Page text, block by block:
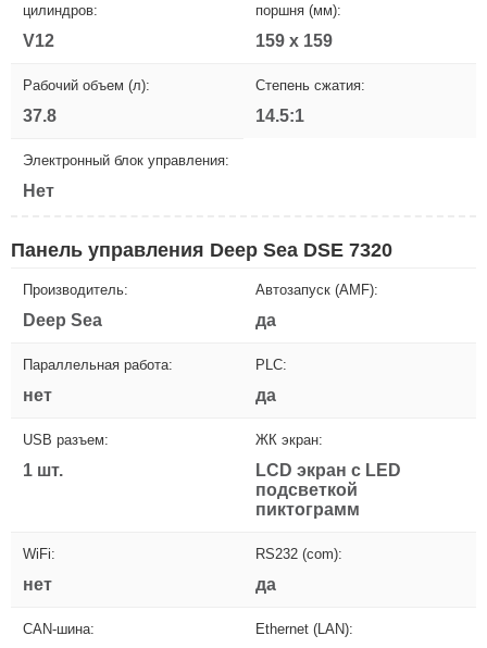
цилиндров:
V12
поршня (мм):
159 х 159
Рабочий объем (л):
37.8
Степень сжатия:
14.5:1
Электронный блок управления:
Нет
Панель управления Deep Sea DSE 7320
Производитель:
Deep Sea
Автозапуск (AMF):
да
Параллельная работа:
нет
PLC:
да
USB разъем:
1 шт.
ЖК экран:
LCD экран с LED
подсветкой
пиктограмм
WiFi:
нет
RS232 (com):
да
CAN-шина: Ethernet (LAN):